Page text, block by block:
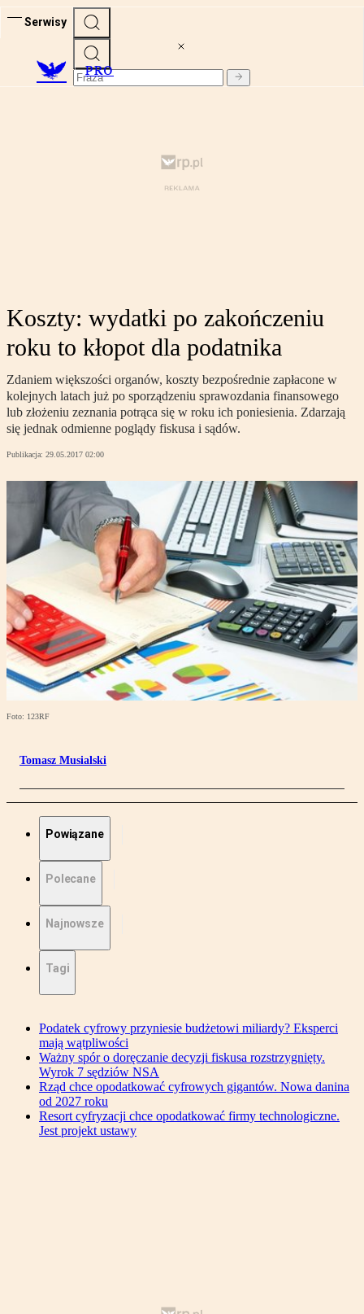
Serwisy
PRO
Koszty: wydatki po zakończeniu
roku to kłopot dla podatnika
Zdaniem większości organów, koszty bezpośrednie zapłacone w
kolejnych latach już po sporządzeniu sprawozdania finansowego
lub złożeniu zeznania potrąca się w roku ich poniesienia. Zdarzają
się jednak odmienne poglądy fiskusa i sądów.
Publikacja: 29.05.2017 02:00
Foto: 123RF
Tomasz Musialski
Powiązane
Polecane
Najnowsze
Tagi
Podatek cyfrowy przyniesie budżetowi miliardy? Eksperci
mają wątpliwości
Ważny spór o doręczanie decyzji fiskusa rozstrzygnięty.
Wyrok 7 sędziów NSA
Rząd chce opodatkować cyfrowych gigantów. Nowa danina
od 2027 roku
Resort cyfryzacji chce opodatkować firmy technologiczne.
Jest projekt ustawy